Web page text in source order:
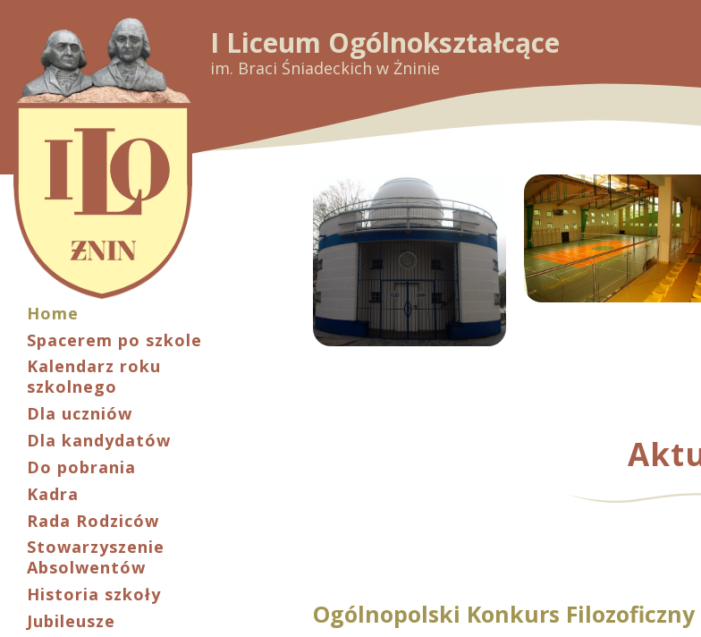
I Liceum Ogólnokształcące
im. Braci Śniadeckich w Żninie
Home
Spacerem po szkole
Kalendarz roku
szkolnego
Dla uczniów
Dla kandydatów
Do pobrania
Kadra
Rada Rodziców
Stowarzyszenie
Absolwentów
Historia szkoły
Jubileusze
Ogólnopolski Konkurs Filozoficzny